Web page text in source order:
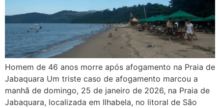
Homem de 46 anos morre após afogamento na Praia de
Jabaquara Um triste caso de afogamento marcou a
manhã de domingo, 25 de janeiro de 2026, na Praia de
Jabaquara, localizada em Ilhabela, no litoral de São